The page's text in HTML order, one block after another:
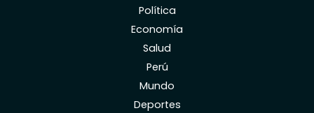
Política
Economía
Salud
Perú
Mundo
Deportes